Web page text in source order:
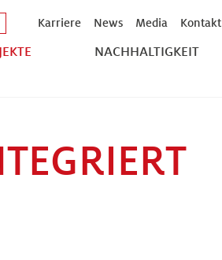
Karriere News Media Kontakt
NACHHALTIGKEIT